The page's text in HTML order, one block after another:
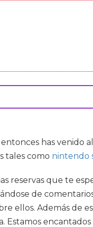
entonces has venido
tales como nintendo
reservas que te
de
Además de